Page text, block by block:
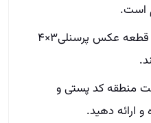
است.‌
ارائه مدرک تحصیلی و ۱۲ قطعه عکس پرسنلی۳×۴
منطقه کد پستی و
و ارائه دهید.